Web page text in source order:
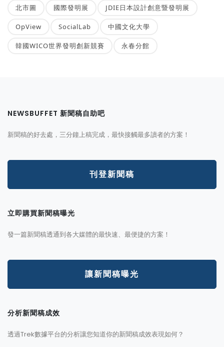
北市圖 國際發明展 JDIE日本設計創意暨發明展
OpView SocialLab 中國文化大學
韓國WICO世界發明創新競賽 永春分館
NEWSBUFFET 新聞稿自助吧
新聞稿的好去處，三分鐘上稿完成，最快接觸最多讀者的方案！
刊登新聞稿
立即購買新聞稿曝光
發一篇新聞稿透通到各大媒體的最快速、最便捷的方案！
讓新聞稿曝光
分析新聞稿成效
透過Trek數據平台的分析讓您知道你的新聞稿成效表現如何？